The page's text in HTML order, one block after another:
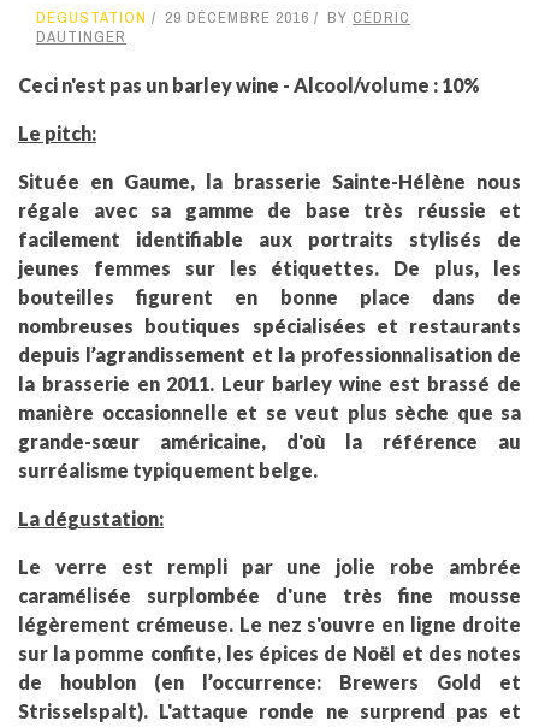
DÉGUSTATION 29 DÉCEMBRE 2016 BY CÉDRIC
DAUTINGER
Ceci n'est pas un barley wine - Alcool/volume : 10%
Le pitch:
Située en Gaume, la brasserie Sainte-Hélène nous
régale avec sa gamme de base très réussie et
facilement identifiable aux portraits stylisés de
jeunes femmes sur les étiquettes. De plus, les
bouteilles figurent en bonne place dans de
nombreuses boutiques spécialisées et restaurants
depuis l’agrandissement et la professionnalisation de
la brasserie en 2011. Leur barley wine est brassé de
manière occasionnelle et se veut plus sèche que sa
grande-sœur américaine, d'où la référence au
surréalisme typiquement belge.
La dégustation:
Le verre est rempli par une jolie robe ambrée
caramélisée surplombée d'une très fine mousse
légèrement crémeuse. Le nez s'ouvre en ligne droite
sur la pomme confite, les épices de Noël et des notes
de houblon (en l’occurrence: Brewers Gold et
Strisselspalt). L'attaque ronde ne surprend pas et